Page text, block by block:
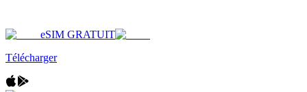
eSIM GRATUIT
Télécharger